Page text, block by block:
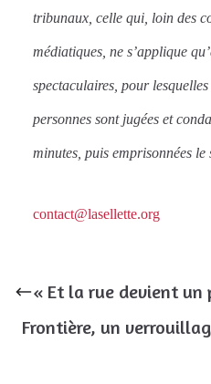
tribunaux, celle qui, loin des
médiatiques, ne s’applique
spectaculaires, pour
personnes sont jugées et
minutes, puis emprisonnées le
contact@lasellette.org
« Et la rue devient un
Frontière, un